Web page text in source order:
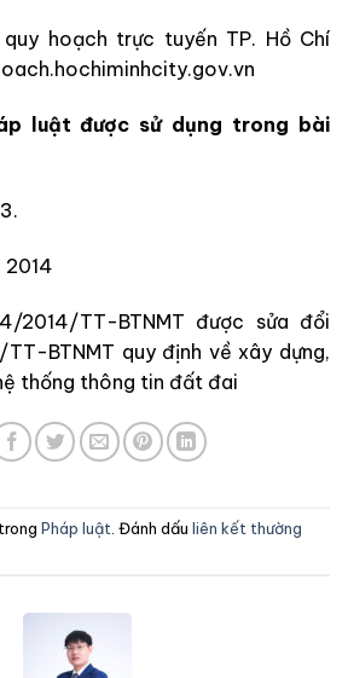
hoạch trực tuyến TP. Hồ Chí
luật được sử dụng trong bài
2014
2014/TT-BTNMT được sửa đổi
BTNMT quy định về xây dựng,
thống thông tin đất đai
Pháp luật . Đánh dấu liên kết thường